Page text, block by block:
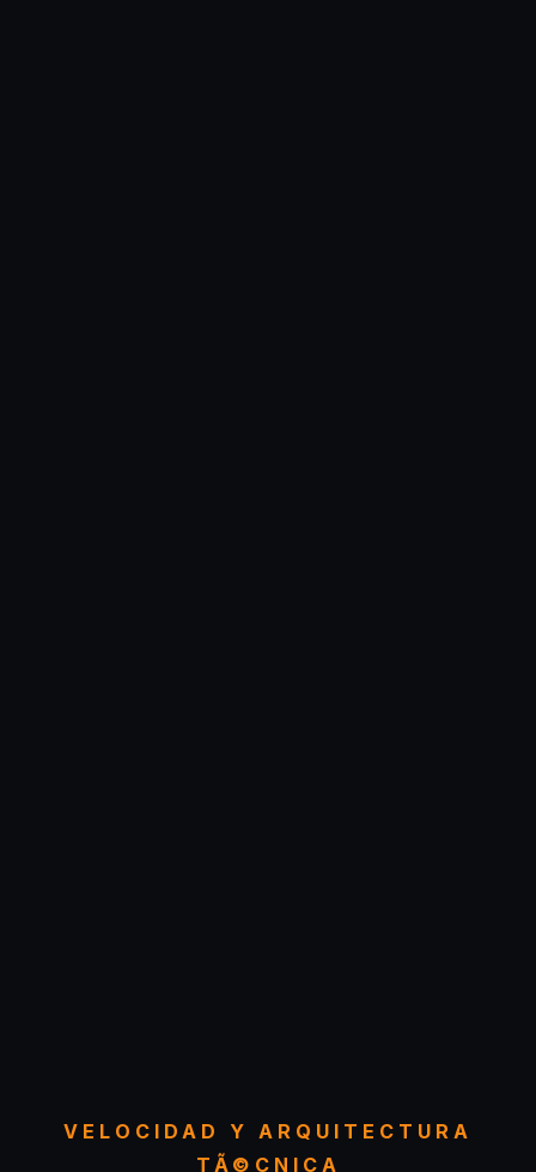
VELOCIDAD Y ARQUITECTURA
TÃ©CNICA